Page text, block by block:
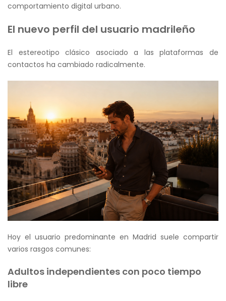
comportamiento digital urbano.
El nuevo perfil del usuario madrileño
El estereotipo clásico asociado a las plataformas de
contactos ha cambiado radicalmente.
Hoy el usuario predominante en Madrid suele compartir
varios rasgos comunes:
Adultos independientes con poco tiempo
libre